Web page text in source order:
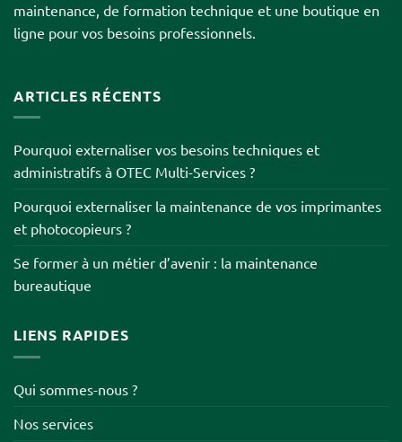
maintenance, de formation technique et une boutique en
ligne pour vos besoins professionnels.
ARTICLES RÉCENTS
Pourquoi externaliser vos besoins techniques et
administratifs à OTEC Multi-Services ?
Pourquoi externaliser la maintenance de vos imprimantes
et photocopieurs ?
Se former à un métier d’avenir : la maintenance
bureautique
LIENS RAPIDES
Qui sommes-nous ?
Nos services